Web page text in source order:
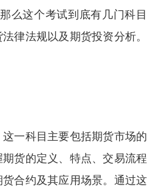
么这个考试到底有几门科目
律法规以及期货投资分析。
一科目主要包括期货市场的
货的定义、特点、交易流程
合约及其应用场景。通过这